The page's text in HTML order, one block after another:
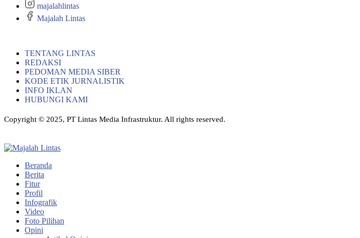
majalahlintas
Majalah Lintas
TENTANG LINTAS
REDAKSI
PEDOMAN MEDIA SIBER
KODE ETIK JURNALISTIK
INFO IKLAN
HUBUNGI KAMI
Copyright © 2025, PT Lintas Media Infrastruktur. All rights reserved.
Beranda
Berita
Fitur
Profil
Infografik
Video
Foto Pilihan
Opini